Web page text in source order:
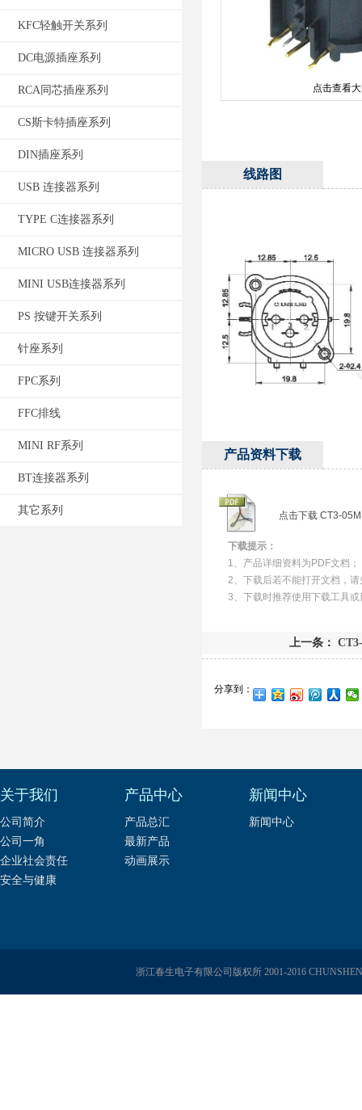
KFC轻触开关系列
DC电源插座系列
RCA同芯插座系列
CS斯卡特插座系列
DIN插座系列
USB 连接器系列
TYPE C连接器系列
MICRO USB 连接器系列
MINI USB连接器系列
PS 按键开关系列
针座系列
FPC系列
FFC排线
MINI RF系列
BT连接器系列
其它系列
点击查看
线路图
产品资料下载
点击下载 CT3-
下载提示：
1、产品详细资料为PDF文档；
2、下载后若不能打开文档，
3、下载时推荐使用下载工具
上一条：
分享到：
关于我们
公司简介
公司一角
企业社会责任
安全与健康
产品中心
产品总汇
最新产品
动画展示
新闻中心
新闻中心
浙江春生电子有限公司版权所 2001-2016